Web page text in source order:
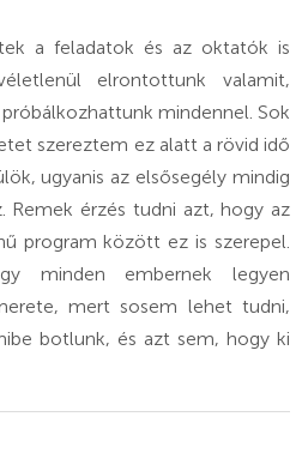
a feladatok és az oktatók is
elrontottunk valamit,
mindennel. Sok
szereztem ez alatt a rövid idő
ugyanis az elsősegély mindig
Remek érzés tudni azt, hogy az
program között ez is szerepel.
minden embernek legyen
mert sosem lehet tudni,
botlunk, és azt sem, hogy ki